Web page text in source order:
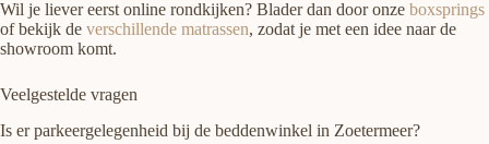
Wil je liever eerst online rondkijken? Blader dan door onze boxsprings
of bekijk de verschillende matrassen, zodat je met een idee naar de
showroom komt.
Veelgestelde vragen
Is er parkeergelegenheid bij de beddenwinkel in Zoetermeer?